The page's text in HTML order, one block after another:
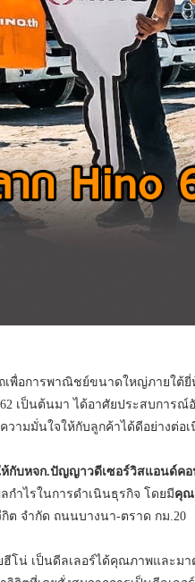
เพื่อการพาณิชย์ขนาดใหญ่ภายใต้ยี่
เป็นต้นมา ได้อาศัยประสบการณ์
ามมั่นใจให้กับลูกค้าได้ดีอย่างต่อเ
ห้กับหจก.ปัญญาวดีเซอร์วิสแอนด์ค
ำไรในการดำเนินธุรกิจ โดยมีคุณ
ต จำกัด ถนนบางนา-ตราด กม.20
โน่ เป็นดีลเลอร์ได้คุณภาพและม